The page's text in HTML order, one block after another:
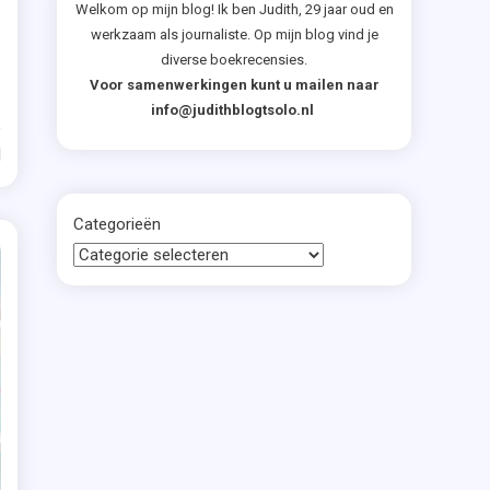
Welkom op mijn blog! Ik ben Judith, 29 jaar oud en
werkzaam als journaliste. Op mijn blog vind je
diverse boekrecensies.
Voor samenwerkingen kunt u mailen naar
info@judithblogtsolo.nl
Categorieën